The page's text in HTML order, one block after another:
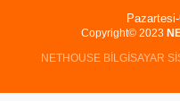
Copyright© 2023
NETHOUSE BİLGİSAYAR